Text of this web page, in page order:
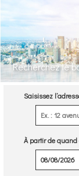
Recherchez le
Saisissez
À partir de quand